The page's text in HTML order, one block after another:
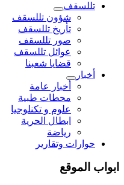
تللسقف
شؤون تللسقف
تأريخ تللسقف
صور تللسقف
عوائل تللسقف
قضايا شعبنا
أخبار
أخبار عامة
محطات طبية
علوم و تکنلوجیا
ابطال الحرية
رياضة
حوارات وتقارير
ابواب الموقع